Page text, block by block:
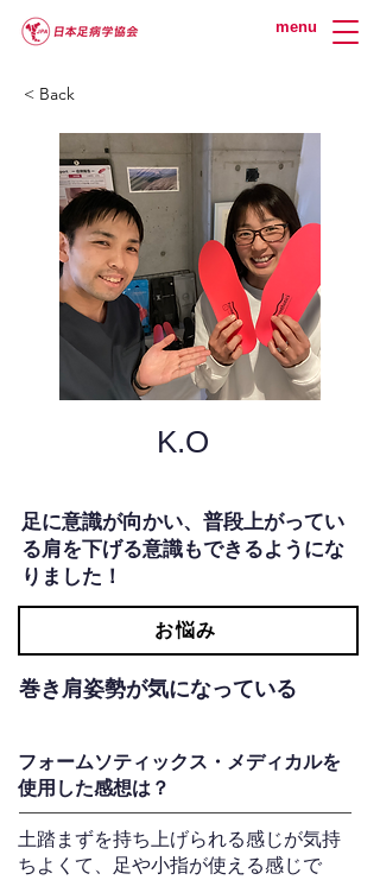
menu
< Back
K.O
足に意識が向かい、普段上がってい
る肩を下げる意識もできるようにな
りました！
お悩み
巻き肩姿勢が気になっている
フォームソティックス・メディカルを
使用した感想は？
土踏まずを持ち上げられる感じが気持
ちよくて、足や小指が使える感じで